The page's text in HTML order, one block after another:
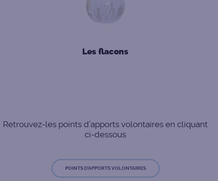
Les flacons
Retrouvez-les points d’apports volontaires en cliquant
ci-dessous
POINTS D'APPORTS VOLONTAIRES